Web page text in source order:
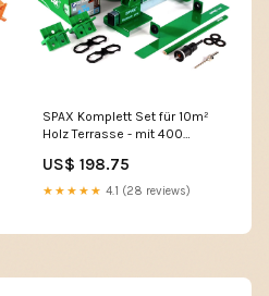
SPAX Komplett Set für 10m²
Holz Terrasse - mit 400
216-tlg System Zubehör C -
Ladegerät
US$ 198.75
★★★★★ 4.1 (28 reviews)